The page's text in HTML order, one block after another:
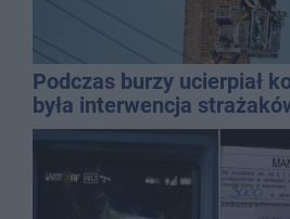
Podczas burzy ucierpiał
była interwencja